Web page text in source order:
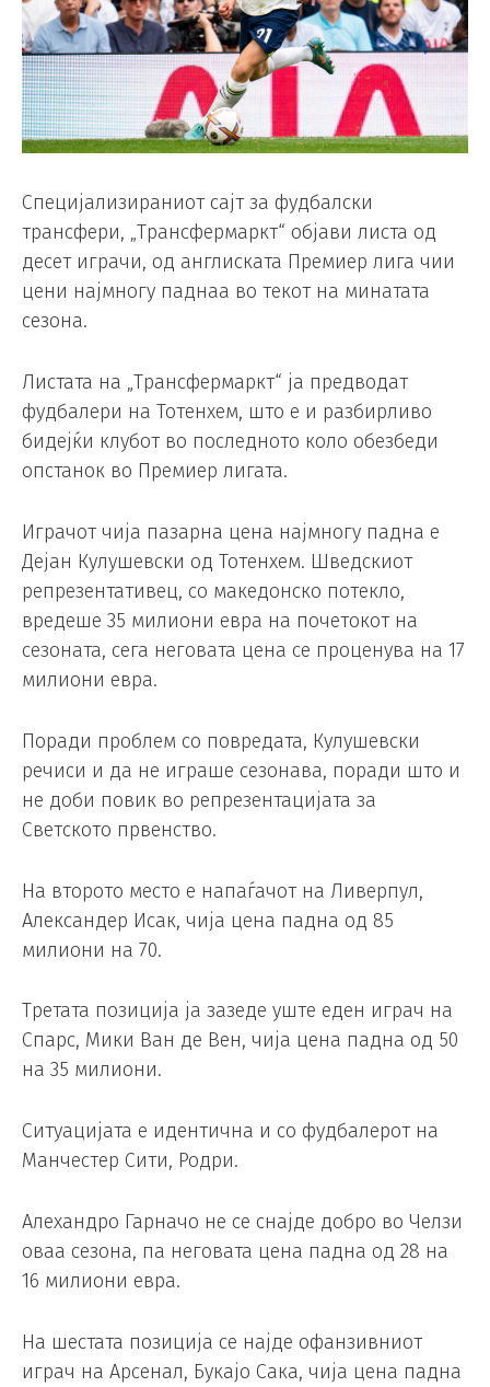
Специјализираниот сајт за фудбалски
трансфери, „Трансфермаркт“ објави листа од
десет играчи, од англиската Премиер лига чии
цени најмногу паднаа во текот на минатата
сезона.
Листата на „Трансфермаркт“ ја предводат
фудбалери на Тотенхем, што е и разбирливо
бидејќи клубот во последното коло обезбеди
опстанок во Премиер лигата.
Играчот чија пазарна цена најмногу падна е
Дејан Кулушевски од Тотенхем. Шведскиот
репрезентативец, со македонско потекло,
вредеше 35 милиони евра на почетокот на
сезоната, сега неговата цена се проценува на 17
милиони евра.
Поради проблем со повредата, Кулушевски
речиси и да не играше сезонава, поради што и
не доби повик во репрезентацијата за
Светското првенство.
На второто место е напаѓачот на Ливерпул,
Александер Исак, чија цена падна од 85
милиони на 70.
Третата позиција ја зазеде уште еден играч на
Спарс, Мики Ван де Вен, чија цена падна од 50
на 35 милиони.
Ситуацијата е идентична и со фудбалерот на
Манчестер Сити, Родри.
Алехандро Гарначо не се снајде добро во Челзи
оваа сезона, па неговата цена падна од 28 на
16 милиони евра.
На шестата позиција се најде офанзивниот
играч на Арсенал, Букајо Сака, чија цена падна